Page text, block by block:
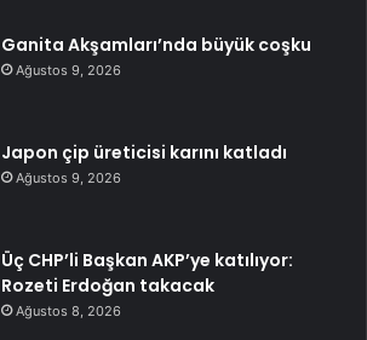
Ganita Akşamları’nda büyük coşku
Ağustos 9, 2026
Japon çip üreticisi karını katladı
Ağustos 9, 2026
Üç CHP’li Başkan AKP’ye katılıyor:
Rozeti Erdoğan takacak
Ağustos 8, 2026